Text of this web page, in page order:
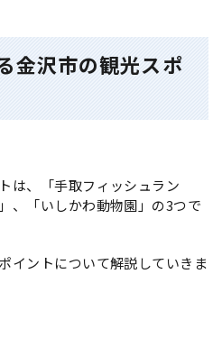
金沢市の観光スポ
は、「手取フィッシュラン
、「いしかわ動物園」の3つで
イントについて解説していきま